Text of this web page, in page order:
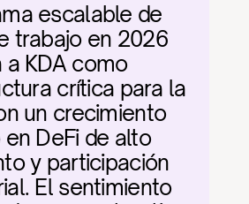
escalable de
trabajo en 2026
a KDA como
crítica para la
un crecimiento
DeFi de alto
y participación
El sentimiento